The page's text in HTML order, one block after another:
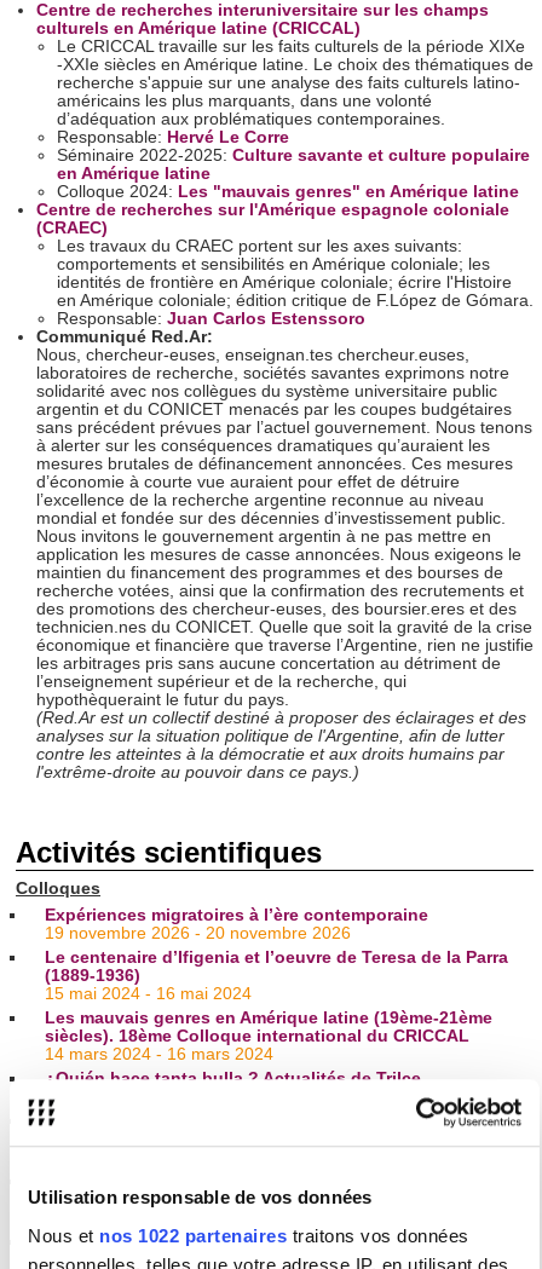
Utilisation responsable de vos données
Nous et nos 1022 partenaires traitons vos données
personnelles, telles que votre adresse IP, en utilisant des
Centre de recherches interuniversitaire sur les champs
culturels en Amérique latine (CRICCAL)
Le CRICCAL travaille sur les faits culturels de la période XIXe
-XXIe siècles en Amérique latine. Le choix des thématiques de
recherche s'appuie sur une analyse des faits culturels latino-
américains les plus marquants, dans une volonté
d’adéquation aux problématiques contemporaines.
Responsable: Hervé Le Corre
Séminaire 2022-2025: Culture savante et culture populaire
en Amérique latine
Colloque 2024: Les "mauvais genres" en Amérique latine
Centre de recherches sur l'Amérique espagnole coloniale
(CRAEC)
Les travaux du CRAEC portent sur les axes suivants:
comportements et sensibilités en Amérique coloniale; les
identités de frontière en Amérique coloniale; écrire l'Histoire
en Amérique coloniale; édition critique de F.López de Gómara.
Responsable: Juan Carlos Estenssoro
Communiqué Red.Ar:
Nous, chercheur-euses, enseignan.tes chercheur.euses,
laboratoires de recherche, sociétés savantes exprimons notre
solidarité avec nos collègues du système universitaire public
argentin et du CONICET menacés par les coupes budgétaires
sans précédent prévues par l’actuel gouvernement. Nous tenons
à alerter sur les conséquences dramatiques qu’auraient les
mesures brutales de définancement annoncées. Ces mesures
d’économie à courte vue auraient pour effet de détruire
l’excellence de la recherche argentine reconnue au niveau
mondial et fondée sur des décennies d’investissement public.
Nous invitons le gouvernement argentin à ne pas mettre en
application les mesures de casse annoncées. Nous exigeons le
maintien du financement des programmes et des bourses de
recherche votées, ainsi que la confirmation des recrutements et
des promotions des chercheur-euses, des boursier.eres et des
technicien.nes du CONICET. Quelle que soit la gravité de la crise
économique et financière que traverse l’Argentine, rien ne justifie
les arbitrages pris sans aucune concertation au détriment de
l’enseignement supérieur et de la recherche, qui
hypothèqueraint le futur du pays.
(Red.Ar est un collectif destiné à proposer des éclairages et des
analyses sur la situation politique de l'Argentine, afin de lutter
contre les atteintes à la démocratie et aux droits humains par
l'extrême-droite au pouvoir dans ce pays.)
Activités scientifiques
Colloques
Expériences migratoires à l’ère contemporaine
19 novembre 2026 - 20 novembre 2026
Le centenaire d’Ifigenia et l’oeuvre de Teresa de la Parra
(1889-1936)
15 mai 2024 - 16 mai 2024
Les mauvais genres en Amérique latine (19ème-21ème
siècles). 18ème Colloque international du CRICCAL
14 mars 2024 - 16 mars 2024
¿Quién hace tanta bulla ? Actualités de Trilce
25 novembre 2022 - 26 novembre 2022
XVI colloque international du CRICCAL: Écritures, paroles
ibéro-américaines (XVI-XIXe siècle)
Les Minorités en Espagne et en Amérique, assimilation
ou/et expulsion ? (XVI-XVIIe siècle)